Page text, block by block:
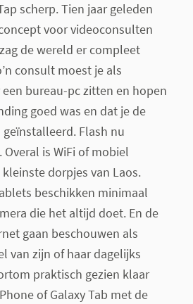
scherp. Tien jaar geleden
voor videoconsulten
de wereld er compleet
consult moest je als
bureau-pc zitten en hopen
goed was en dat je de
Flash nu
is WiFi of mobiel
dorpjes van Laos.
beschikken minimaal
die het altijd doet. En de
gaan beschouwen als
van zijn of haar dagelijks
praktisch gezien klaar
of Galaxy Tab met de